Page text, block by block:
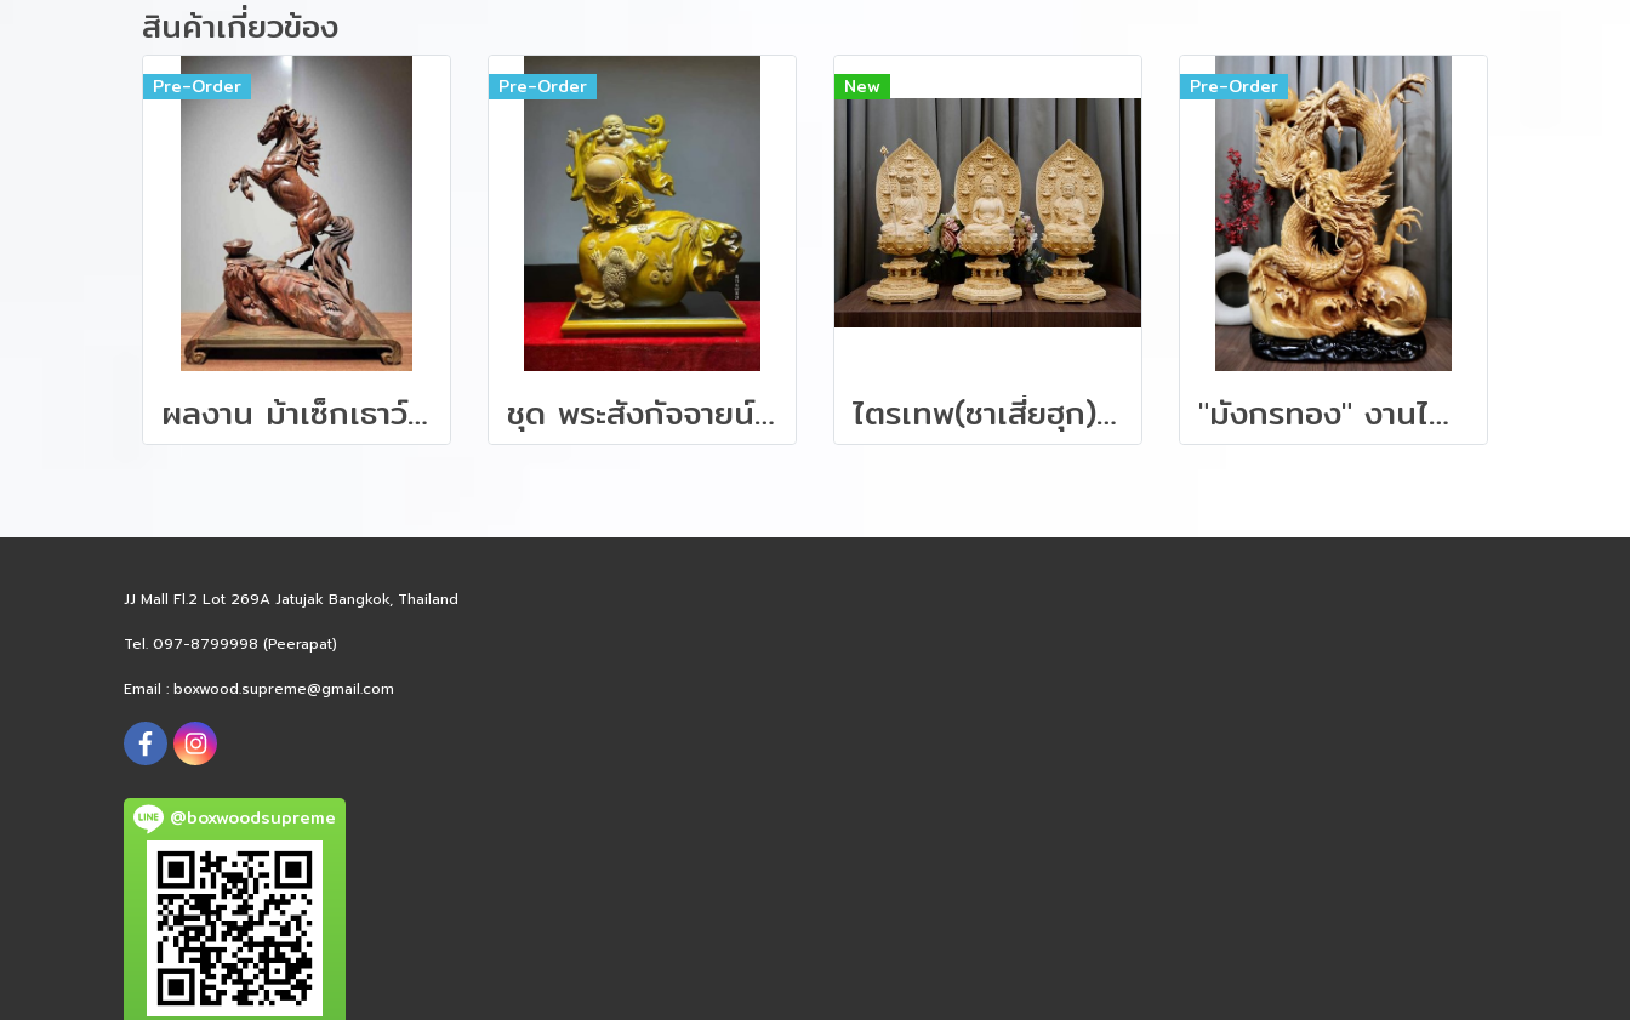
สินค้าเกี่ยวข้อง
Pre-Order
ผลงาน ม้าเซ็กเธาว์ ไม้พยุงหายาก ขนาด 38 ซม.
Pre-Order
ชุด พระสังกัจจายน์ ไม้หอมการบูร 72 ซม.
New
ไตรเทพ(ซาเสี่ยฮุก) ไม้หอมฮิโนกิ ขนาด 57 ซม.
Pre-Order
"มังกรทอง" งานไม้หอมการบูร 88 ซม.
JJ Mall Fl.2 Lot 269A Jatujak Bangkok, Thailand
Tel. 097-8799998 (Peerapat)
Email : boxwood.supreme@gmail.com
@boxwoodsupreme